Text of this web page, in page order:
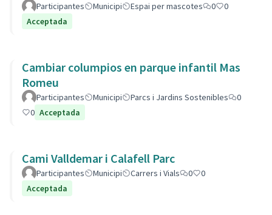
Participantes Municipi Espai per mascotes 0
0
Acceptada
Cambiar columpios en parque infantil Mas
Romeu
Participantes Municipi Parcs i Jardins Sostenibles
0
0 Acceptada
Cami Valldemar i Calafell Parc
Participantes Municipi Carrers i Vials 0
0
Acceptada